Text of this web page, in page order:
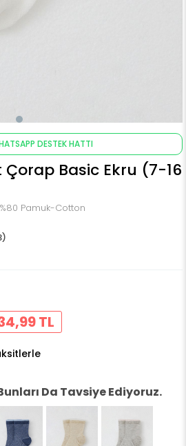
DESTEK HATTI
Çorap Basic Ekru (7-16
Pamuk-Cotton
TL
Da Tavsiye Ediyoruz.